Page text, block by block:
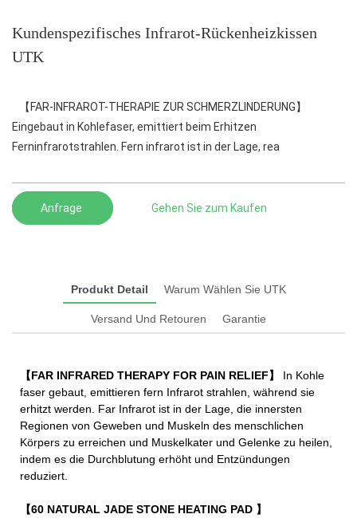
Kundenspezifisches Infrarot-Rückenheizkissen
UTK
【FAR-INFRAROT-THERAPIE ZUR SCHMERZLINDERUNG】
Eingebaut in Kohlefaser, emittiert beim Erhitzen
Ferninfrarotstrahlen. Fern infrarot ist in der Lage, rea
Anfrage Gehen Sie zum Kaufen
Produkt Detail Warum Wählen Sie UTK
Versand Und Retouren Garantie
【FAR INFRARED THERAPY FOR PAIN RELIEF】 In Kohle
faser gebaut, emittieren fern Infrarot strahlen, während sie
erhitzt werden. Far Infrarot ist in der Lage, die innersten
Regionen von Geweben und Muskeln des menschlichen
Körpers zu erreichen und Muskelkater und Gelenke zu heilen,
indem es die Durchblutung erhöht und Entzündungen
reduziert.
【60 NATURAL JADE STONE HEATING PAD 】